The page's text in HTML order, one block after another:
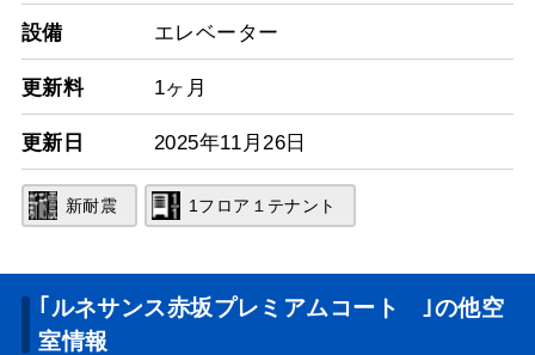
設備 エレベーター
更新料 1ヶ月
更新日 2025年11月26日
新耐震 1フロア１テナント
｢ルネサンス赤坂プレミアムコート ｣の他空
室情報